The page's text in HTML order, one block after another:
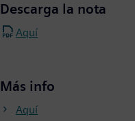
Descarga la nota
Aquí
Más info
Aquí